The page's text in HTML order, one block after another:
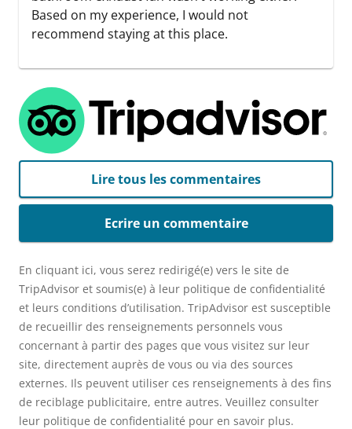
Based on my experience, I would not
recommend staying at this place.
Lire tous les commentaires
Ecrire un commentaire
En cliquant ici, vous serez redirigé(e) vers le site de
TripAdvisor et soumis(e) à leur politique de confidentialité
et leurs conditions d’utilisation. TripAdvisor est susceptible
de recueillir des renseignements personnels vous
concernant à partir des pages que vous visitez sur leur
site, directement auprès de vous ou via des sources
externes. Ils peuvent utiliser ces renseignements à des fins
de reciblage publicitaire, entre autres. Veuillez consulter
leur politique de confidentialité pour en savoir plus.